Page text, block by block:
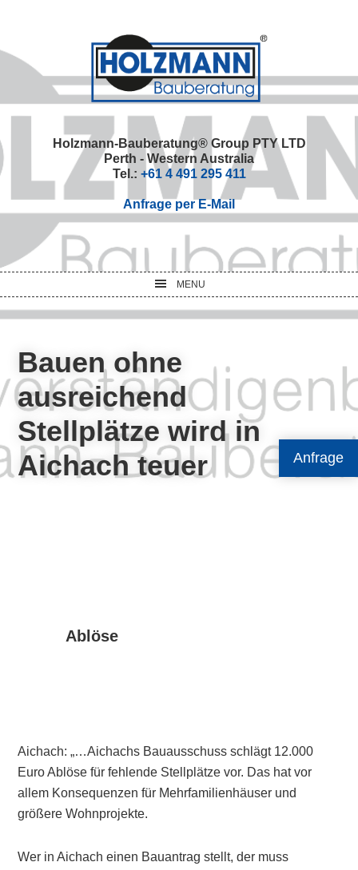
Anfrage
primary
navigation
main
content
primary
sidebar
footer
Holzmann-Bauberatung® Group PTY LTD
Perth - Western Australia
Tel.: +61 4 491 295 411
Anfrage per E-Mail
MENU
Bauen ohne
ausreichend
Stellplätze wird in
Aichach teuer
Ablöse
Aichach: „…Aichachs Bauausschuss schlägt 12.000
Euro Ablöse für fehlende Stellplätze vor. Das hat vor
allem Konsequenzen für Mehrfamilienhäuser und
größere Wohnprojekte.
Wer in Aichach einen Bauantrag stellt, der muss